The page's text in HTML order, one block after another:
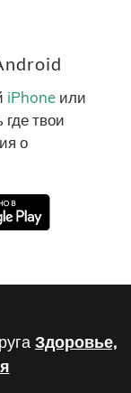
iPhone или
твои
о
Здоровье,